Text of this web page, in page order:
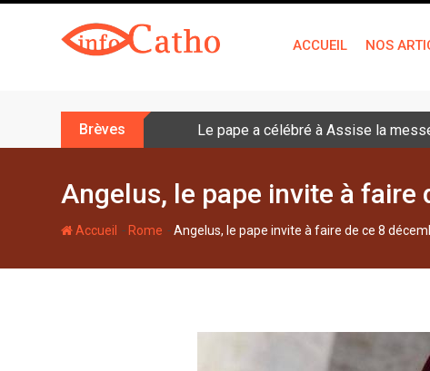
t
ACCUEIL NOS
Brèves Le pape a célébré à Assise la
Angelus, le pape invite à faire
Accueil - Rome -Angelus, le pape invite à faire de ce 8